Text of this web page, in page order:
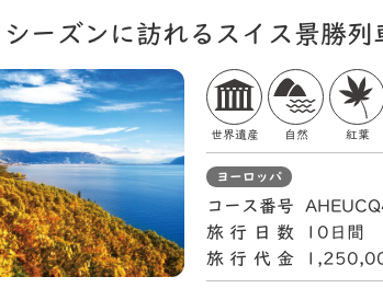
ーズンに訪れるスイス景勝列
世界遺産 自然 紅葉
ヨーロッパ
コース番号
旅行日数
10日間
旅行代金